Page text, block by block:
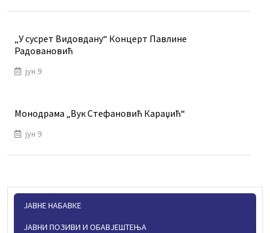
„У сусрет Видовдану“ Концерт Павлине
Радовановић
јун 9
Монодрама „Вук Стефановић Караџић“
јун 9
ЈАВНЕ НАБАВКЕ
ЈАВНИ ПОЗИВИ И ОБАВЈЕШТЕЊА